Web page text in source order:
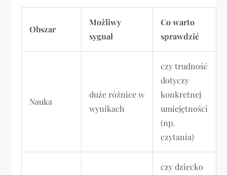
Obszar
Możliwy
sygnał
Co warto
sprawdzić
Nauka
duże różnice w
wynikach
czy trudność
dotyczy
konkretnej
umiejętności
(np.
czytania)
czy dziecko